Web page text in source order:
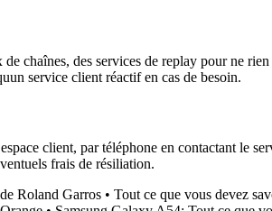
chaînes, des services de replay pour ne
service client réactif en cas de besoin.
client, par téléphone en contactant le
frais de résiliation.
Roland Garros • Tout ce que vous devez